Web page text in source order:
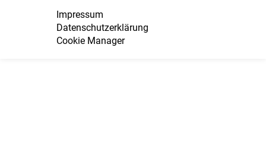
Impressum
Datenschutzerklärung
Cookie Manager